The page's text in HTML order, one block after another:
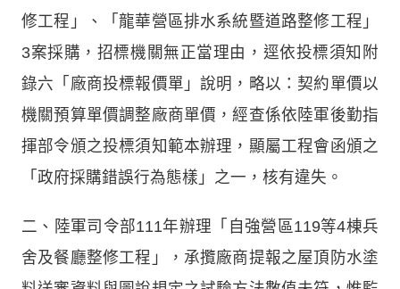
修工程」、「龍華營區排水系統暨道路整修工程」
3案採購，招標機關無正當理由，逕依投標須知附
錄六「廠商投標報價單」說明，略以：契約單價以
機關預算單價調整廠商單價，經查係依陸軍後勤指
揮部令頒之投標須知範本辦理，顯屬工程會函頒之
「政府採購錯誤行為態樣」之一，核有違失。
二、陸軍司令部111年辦理「自強營區119等4棟兵
舍及餐廳整修工程」，承攬廠商提報之屋頂防水塗